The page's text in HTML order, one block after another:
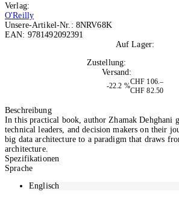
Verlag:
O'Reilly
Unsere-Artikel-Nr.: 8NRV68K
EAN: 9781492092391
Auf Lager:
Zustellung:
Versand:
-22.2 %
CHF 106.–
CHF 82.50
Beschreibung
In this practical book, author Zhamak Dehghani
technical leaders, and decision makers on their
big data architecture to a paradigm that draws
architecture.
Spezifikationen
Sprache
Englisch